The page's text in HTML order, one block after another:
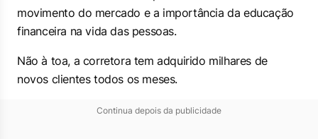
movimento do mercado e a importância da educação
financeira na vida das pessoas.
Não à toa, a corretora tem adquirido milhares de
novos clientes todos os meses.
Continua depois da publicidade